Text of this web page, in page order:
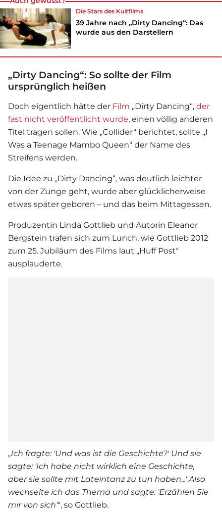
Die Stars des Kultfilms
39 Jahre nach „Dirty Dancing“: Das
wurde aus den Darstellern
„Dirty Dancing“: So sollte der Film
ursprünglich heißen
Doch eigentlich hätte der Film „Dirty Dancing“, der
fast nicht veröffentlicht wurde, einen völlig anderen
Titel tragen sollen. Wie „Collider“ berichtet, sollte „I
Was a Teenage Mambo Queen“ der Name des
Streifens werden.
Die Idee zu „Dirty Dancing“, was deutlich leichter
von der Zunge geht, wurde aber glücklicherweise
etwas später geboren – und das beim Mittagessen.
Produzentin Linda Gottlieb und Autorin Eleanor
Bergstein trafen sich zum Lunch, wie Gottlieb 2012
zum 25. Jubiläum des Films laut „Huff Post“
ausplauderte.
„Ich fragte: 'Und was ist die Geschichte?' Und sie
sagte: 'Ich habe nicht wirklich eine Geschichte,
aber sie sollte mit Lateintanz zu tun haben...' Also
wechselte ich das Thema und sagte: 'Erzählen Sie
mir von sich'“, so Gottlieb.